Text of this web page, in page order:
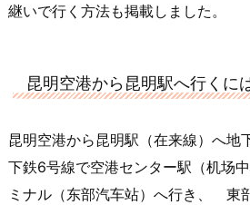
継いで行く方法も掲載しました。
昆明空港から昆明駅へ行くに
昆明空港から昆明駅（在来線）へ地
下鉄6号線で空港センター駅（机场
ミナル（东部汽车站）へ行き、 東